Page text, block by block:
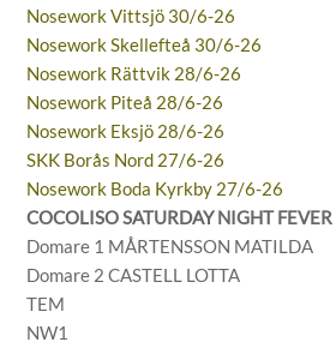
Nosework Vittsjö 30/6-26
Nosework Skellefteå 30/6-26
Nosework Rättvik 28/6-26
Nosework Piteå 28/6-26
Nosework Eksjö 28/6-26
SKK Borås Nord 27/6-26
Nosework Boda Kyrkby 27/6-26
COCOLISO SATURDAY NIGHT FEVER
Domare 1 MÅRTENSSON MATILDA
Domare 2 CASTELL LOTTA
TEM
NW1